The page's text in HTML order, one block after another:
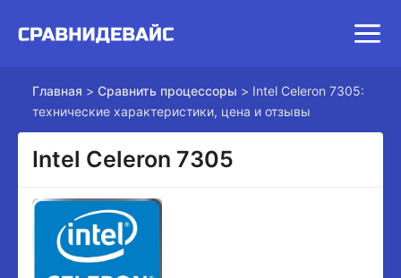
Главная > Сравнить процессоры > Intel Celeron 7305:
технические характеристики, цена и отзывы
Intel Celeron 7305